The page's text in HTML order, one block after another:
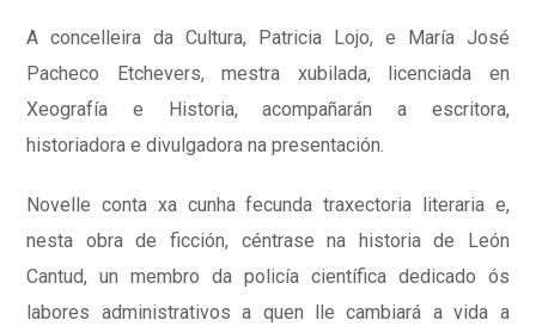
A concelleira da Cultura, Patricia Lojo, e María José
Pacheco Etchevers, mestra xubilada, licenciada en
Xeografía e Historia, acompañarán a escritora,
historiadora e divulgadora na presentación.
Novelle conta xa cunha fecunda traxectoria literaria e,
nesta obra de ficción, céntrase na historia de León
Cantud, un membro da policía científica dedicado ós
labores administrativos a quen lle cambiará a vida a